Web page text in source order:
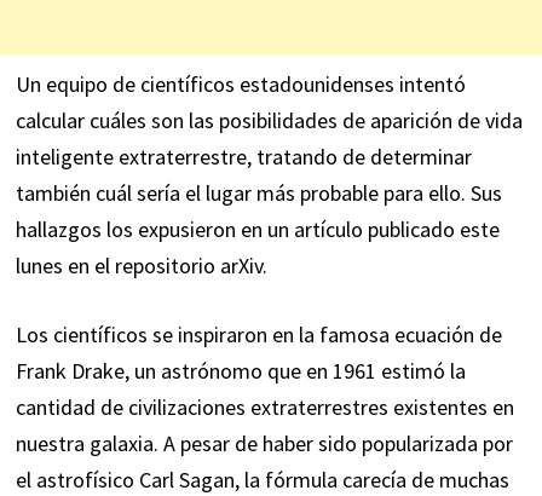
Un equipo de científicos estadounidenses intentó
calcular cuáles son las posibilidades de aparición de vida
inteligente extraterrestre, tratando de determinar
también cuál sería el lugar más probable para ello. Sus
hallazgos los expusieron en un artículo publicado este
lunes en el repositorio arXiv.
Los científicos se inspiraron en la famosa ecuación de
Frank Drake, un astrónomo que en 1961 estimó la
cantidad de civilizaciones extraterrestres existentes en
nuestra galaxia. A pesar de haber sido popularizada por
el astrofísico Carl Sagan, la fórmula carecía de muchas